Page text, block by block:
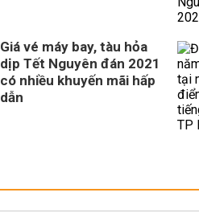
Giá vé máy bay, tàu hỏa
dịp Tết Nguyên đán 2021
có nhiều khuyến mãi hấp
dẫn